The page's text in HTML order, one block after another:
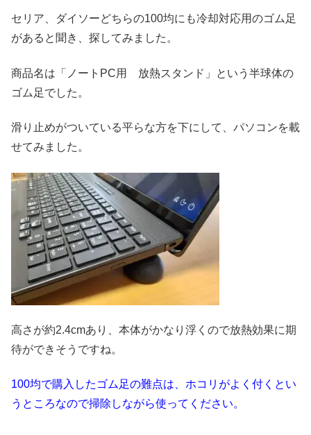
セリア、ダイソーどちらの100均にも冷却対応用のゴム足
があると聞き、探してみました。
商品名は「ノートPC用 放熱スタンド」という半球体の
ゴム足でした。
滑り止めがついている平らな方を下にして、パソコンを載
せてみました。
高さが約2.4cmあり、本体がかなり浮くので放熱効果に期
待ができそうですね。
100均で購入したゴム足の難点は、ホコリがよく付くとい
うところなので掃除しながら使ってください。